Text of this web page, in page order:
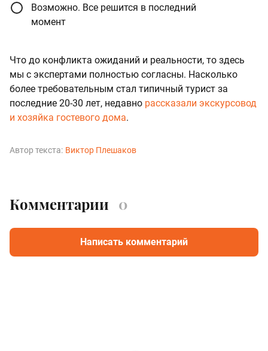
Возможно. Все решится в последний
момент
Что до конфликта ожиданий и реальности, то здесь
мы с экспертами полностью согласны. Насколько
более требовательным стал типичный турист за
последние 20-30 лет, недавно рассказали экскурсовод
и хозяйка гостевого дома.
Автор текста: Виктор Плешаков
Комментарии 0
Написать комментарий